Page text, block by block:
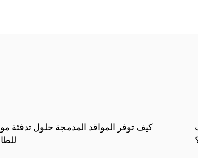
كيف تعمل المواقد ذات شاشات LCD على تعزيز
الأجواء والراحة؟